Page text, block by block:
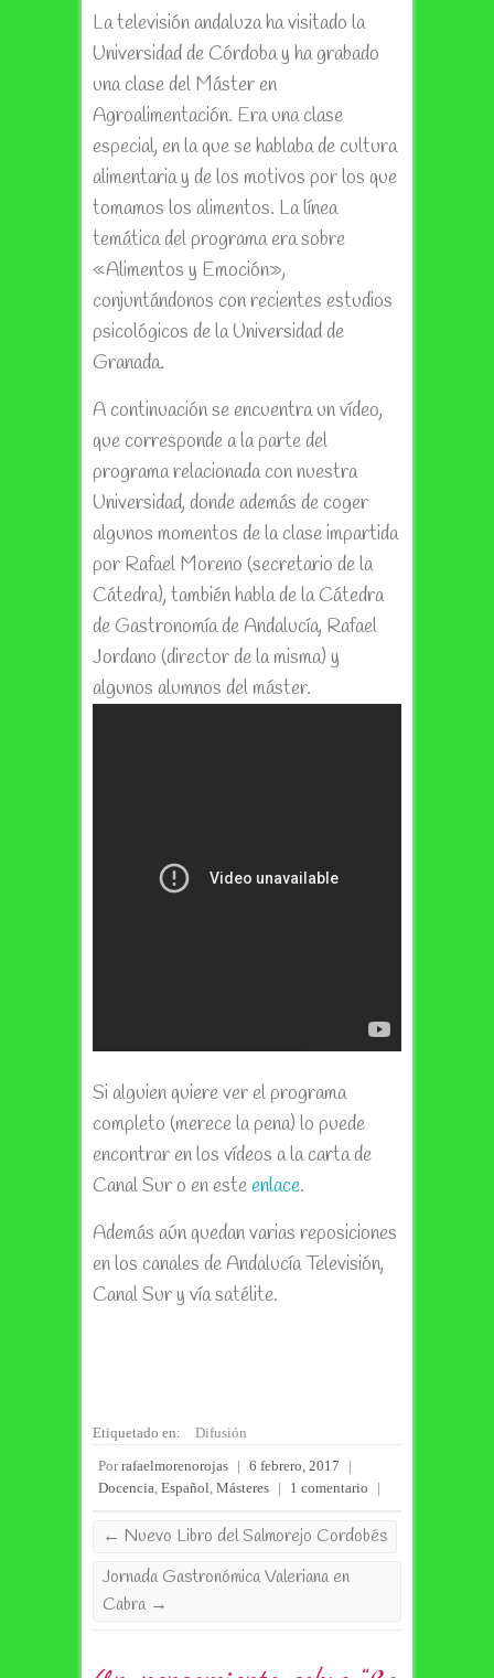
La televisión andaluza ha visitado la
Universidad de Córdoba y ha grabado
una clase del Máster en
Agroalimentación. Era una clase
especial, en la que se hablaba de cultura
alimentaria y de los motivos por los que
tomamos los alimentos. La línea
temática del programa era sobre
«Alimentos y Emoción»,
conjuntándonos con recientes estudios
psicológicos de la Universidad de
Granada.
A continuación se encuentra un vídeo,
que corresponde a la parte del
programa relacionada con nuestra
Universidad, donde además de coger
algunos momentos de la clase impartida
por Rafael Moreno (secretario de la
Cátedra), también habla de la Cátedra
de Gastronomía de Andalucía, Rafael
Jordano (director de la misma) y
algunos alumnos del máster.
Si alguien quiere ver el programa
completo (merece la pena) lo puede
encontrar en los vídeos a la carta de
Canal Sur o en esteenlace.
Además aún quedan varias reposiciones
en los canales de Andalucía Televisión,
Canal Sur y vía satélite.
Etiquetado en:
Difusión
Porrafaelmorenorojas | 6 febrero, 2017
|
Docencia, Español, Másteres | 1 comentario |
← Nuevo Libro del Salmorejo Cordobés
Jornada Gastronómica Valeriana en
Cabra →